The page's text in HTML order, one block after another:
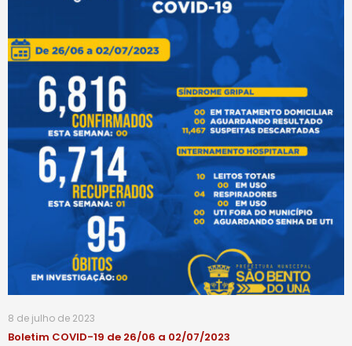
8 de julho de 2023
Boletim COVID-19 de 26/06 a 02/07/2023